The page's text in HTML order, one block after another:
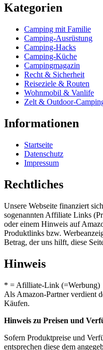
Kategorien
Camping mit Familie
Camping-Ausrüstung
Camping-Hacks
Camping-Küche
Campingmagazin
Recht & Sicherheit
Reiseziele & Routen
Wohnmobil & Vanlife
Zelt & Outdoor-
Informationen
Startseite
Datenschutz
Impressum
Rechtliches
Unsere Webseite finanziert
sogenannten Affiliate Links
oder einem Hinweis auf
Produktlinks bzw.
Betrag, der uns hilft, diese
Hinweis
* = Afilliate-Link (=Werbung)
Als Amazon-Partner verdient
Käufen.
Hinweis zu Preisen und
Sofern Produktpreise und
entsprechen diese dem